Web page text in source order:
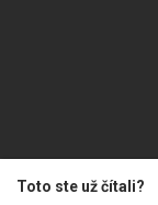
Toto ste už čítali?